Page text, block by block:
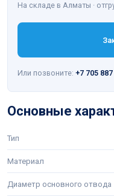
На складе в Алматы ·
Или позвоните: +7 705
Основные
Тип
Материал
Диаметр основного отвода